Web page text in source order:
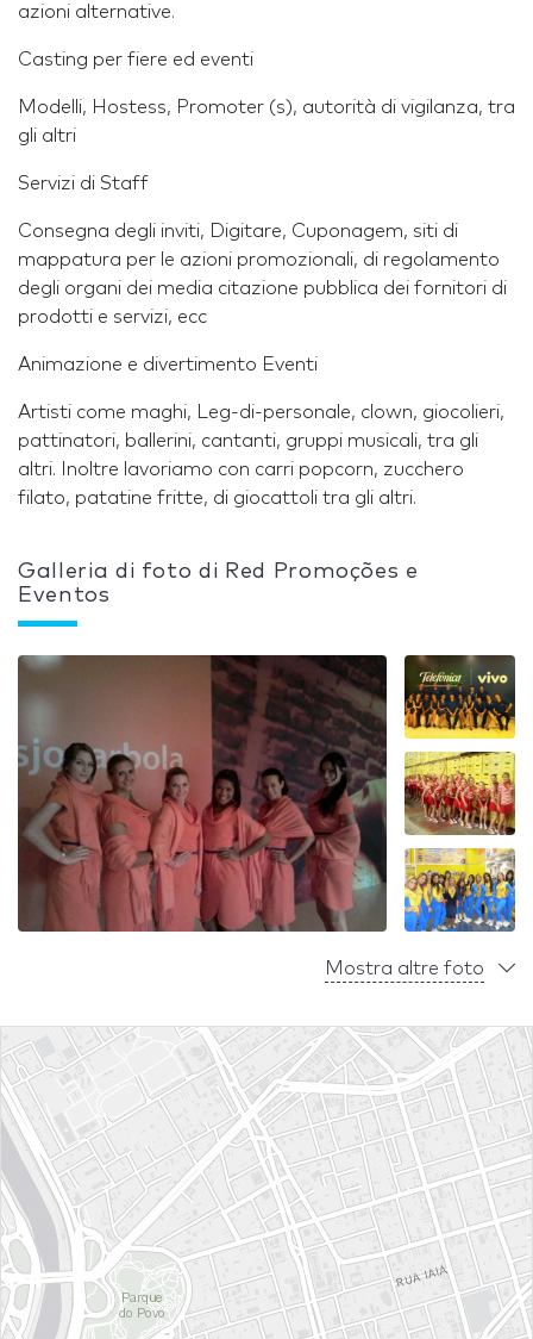
azioni alternative.
Casting per fiere ed eventi
Modelli, Hostess, Promoter (s), autorità di vigilanza, tra
gli altri
Servizi di Staff
Consegna degli inviti, Digitare, Cuponagem, siti di
mappatura per le azioni promozionali, di regolamento
degli organi dei media citazione pubblica dei fornitori di
prodotti e servizi, ecc
Animazione e divertimento Eventi
Artisti come maghi, Leg-di-personale, clown, giocolieri,
pattinatori, ballerini, cantanti, gruppi musicali, tra gli
altri. Inoltre lavoriamo con carri popcorn, zucchero
filato, patatine fritte, di giocattoli tra gli altri.
Galleria di foto di Red Promoções e
Eventos
Mostra altre foto